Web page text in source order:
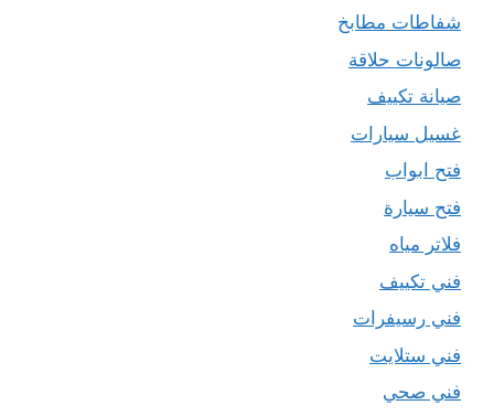
شفاطات مطابخ
صالونات حلاقة
صيانة تكييف
غسيل سيارات
فتح ابواب
فتح سيارة
فلاتر مياه
فني تكييف
فني رسيفرات
فني ستلايت
فني صحي